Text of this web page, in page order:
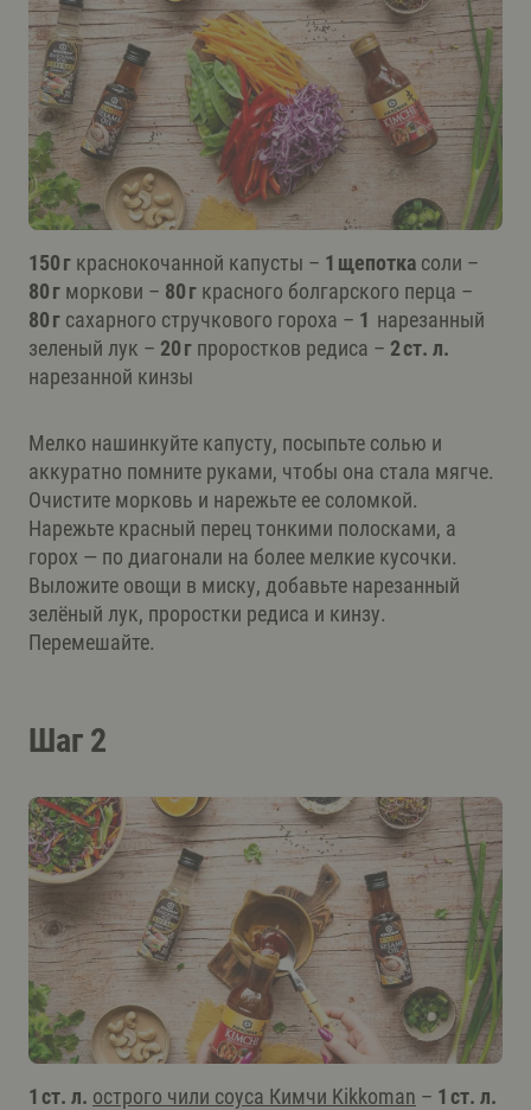
150 г краснокочанной капусты – 1 щепотка соли –
80 г моркови – 80 г красного болгарского перца –
80 г сахарного стручкового гороха – 1 нарезанный
зеленый лук – 20 г проростков редиса – 2 ст. л.
нарезанной кинзы
Мелко нашинкуйте капусту, посыпьте солью и
аккуратно помните руками, чтобы она стала мягче.
Очистите морковь и нарежьте ее соломкой.
Нарежьте красный перец тонкими полосками, а
горох — по диагонали на более мелкие кусочки.
Выложите овощи в миску, добавьте нарезанный
зелёный лук, проростки редиса и кинзу.
Перемешайте.
Шаг 2
1 ст. л. острого чили соуса Кимчи Kikkoman – 1 ст. л.